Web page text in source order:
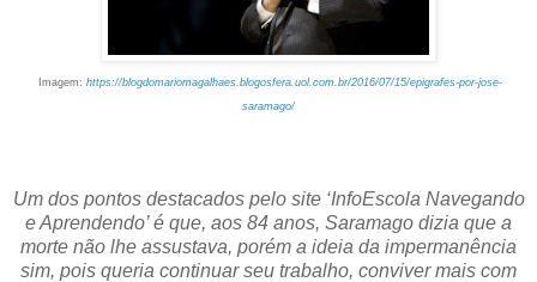
Imagem: https://blogdomariomagalhaes.blogosfera.uol.com.br/2016/07/15/epigrafes-por-jose-
saramago/
Um dos pontos destacados pelo site ‘InfoEscola Navegando
e Aprendendo’ é que, aos 84 anos, Saramago dizia que a
morte não lhe assustava, porém a ideia da impermanência
sim, pois queria continuar seu trabalho, conviver mais com